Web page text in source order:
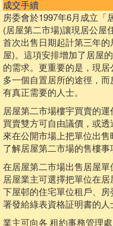
成交手續
房委會於1997年6月成立「
(居屋第二市場)讓現居公屋
首次出售日期起計第三年
屋)。這項安排增加了居屋
的需求。更重要的是，現
多一個自置居所的途徑，
有真正需要的人士。
居屋第二市場樓宇買賣的
買賣雙方可自由議價，或
來在公開市場上把單位出
了解居屋第二市場的售樓事
在居屋第二市場出售居屋單
居屋業主可選擇把單位在
下屋邨的住宅單位租戶、
署發給綠表資格証明書的人
業主可向各 租約事務管理